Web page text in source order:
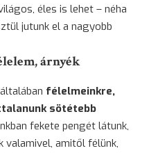
éles is lehet – néha
jutunk el a nagyobb
árnyék
félelmeinkre,
sötétebb
fekete pengét látunk,
valamivel, amitől félünk,